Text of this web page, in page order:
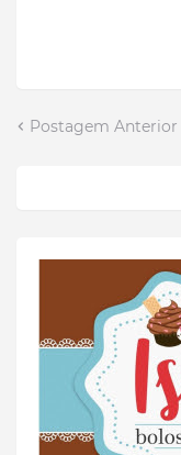
Postagem Anterior